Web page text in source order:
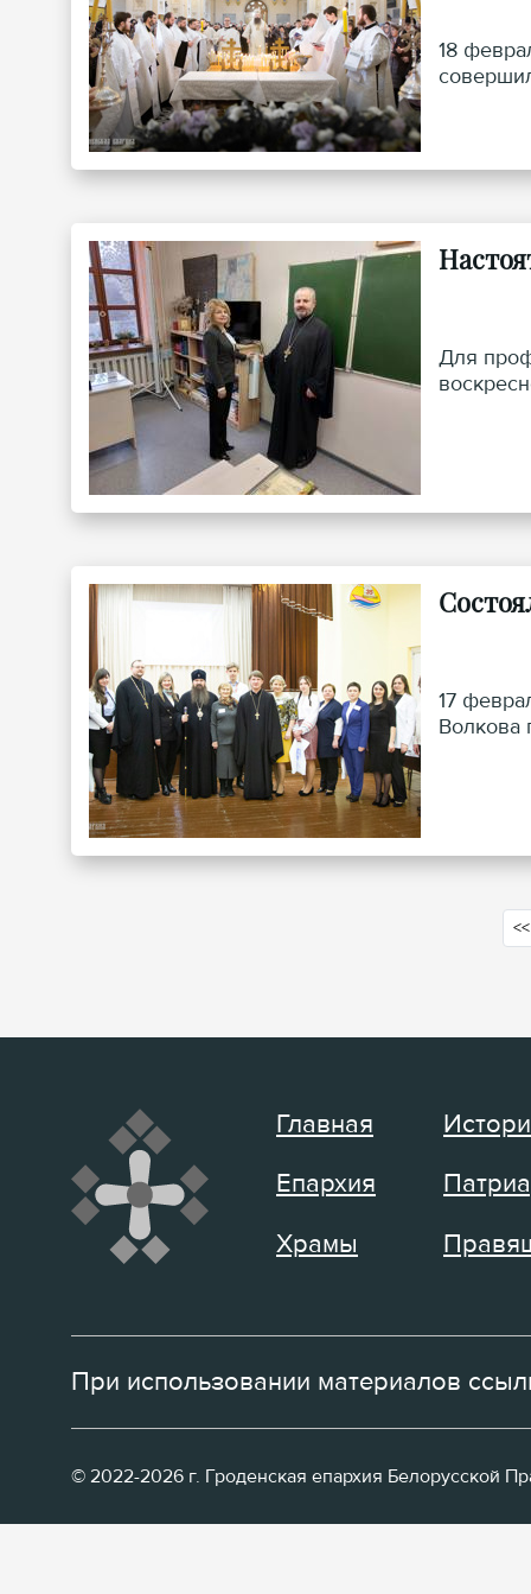
18
Для
17
Волкова
<<
Главная
Епархия
Храмы
При использовании материалов
© 2022-2026 г. Гроденская епархия Белорусской